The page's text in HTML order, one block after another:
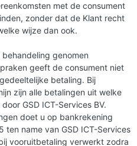
met de consument
zonder dat de Klant recht
wijze dan ook.
behandeling genomen
geeft de consument niet
betaling. Bij
zijn alle betalingen uit welke
GSD ICT-Services BV.
doet u op bankrekening
name van GSD ICT-Services
vooruitbetaling verwerkt zodra